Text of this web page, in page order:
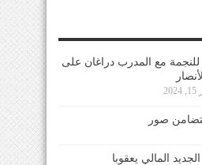
مع المدرب دراغان على
صور
المالي يعقوبا